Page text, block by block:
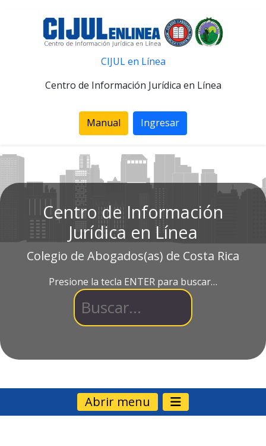
CIJUL en Línea
Centro de Información Jurídica en Línea
Manual Ingresar
Centro de Información
Jurídica en Línea
Colegio de Abogados(as) de Costa Rica
Presione la tecla ENTER para buscar…
Abrir menu